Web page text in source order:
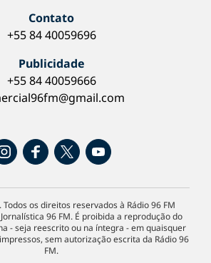
Contato
+55 84 40059696
Publicidade
+55 84 40059666
os direitos reservados à Rádio 96 FM
96 FM. É proibida a reprodução do
- seja reescrito ou na íntegra - em quaisquer
sem autorização escrita da Rádio 96
FM.